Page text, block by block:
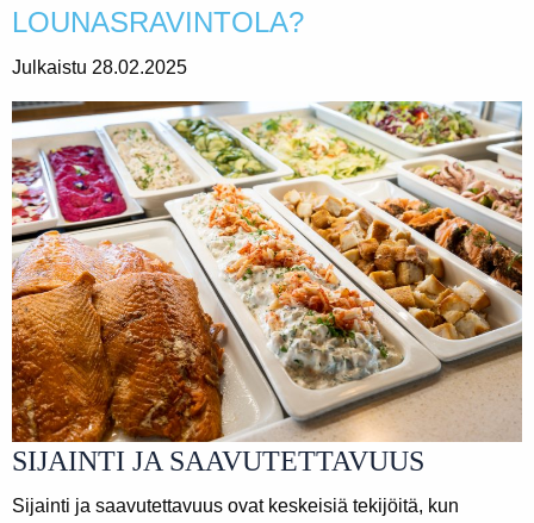
LOUNASRAVINTOLA?
Julkaistu 28.02.2025
SIJAINTI JA SAAVUTETTAVUUS
Sijainti ja saavutettavuus ovat keskeisiä tekijöitä, kun